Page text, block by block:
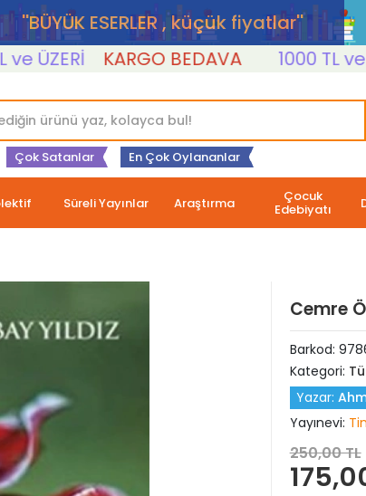
''BÜYÜK ESERLER , küçük fiyatlar''
KARGO BEDAVA 1000 TL ve
Çok Satanlar En Çok Oylananlar
Süreli Yayınlar Araştırma Çocuk
Edebiyatı
Cemre
Barkod:
Kategori:
Yazar:
Yayınevi:
250,00 TL